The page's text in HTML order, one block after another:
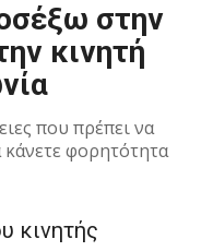
στην
κινητή
που πρέπει να
κάνετε φορητότητα
κινητής